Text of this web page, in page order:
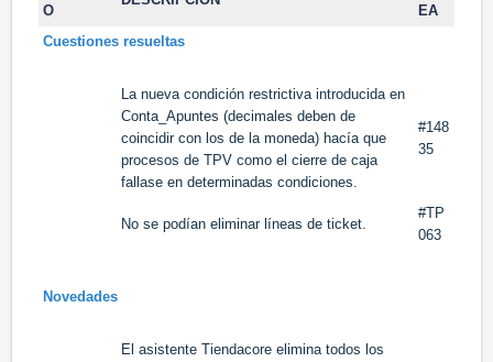
O
EA
Cuestiones resueltas
La nueva condición restrictiva introducida en
Conta_Apuntes (decimales deben de
coincidir con los de la moneda) hacía que
procesos de TPV como el cierre de caja
fallase en determinadas condiciones.
#148
35
No se podían eliminar líneas de ticket.
#TP
063
Novedades
El asistente Tiendacore elimina todos los